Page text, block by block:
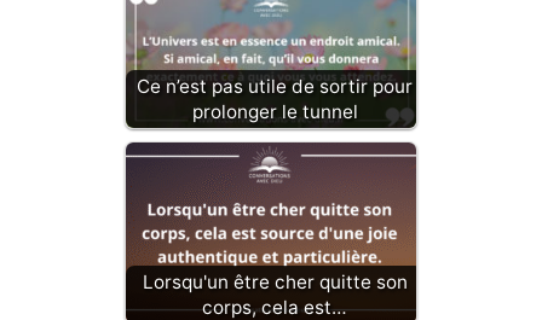
Ce n’est pas utile de sortir pour
prolonger le tunnel
Lorsqu'un être cher quitte son
corps, cela est…